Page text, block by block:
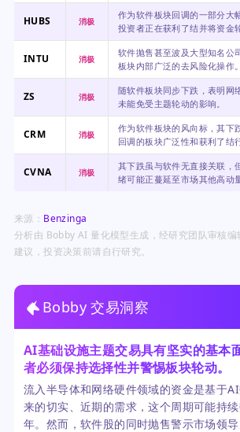
HUBS 消极
作为软件板块回调的一部分大
投资者正在获利了结并将资金
方。
INTU 消极
软件抛售甚至波及大型知名公
板块内部广泛的去风险化操作。
ZS 消极
随软件板块同步下跌，表明网
未能免受主题轮动的影响。
CRM 消极
作为软件板块的风向标，其下
回调的板块广泛性和获利了结
CVNA 消极
其下跌虽与软件无直接关联，
绪可能正蔓延至市场其他高动
来源： Benzinga
分析由 Bobby AI 量化模型生成，经研究团队审核
建议，投资决策前请自行研究。
Bobby 交易洞察
AI基础设施主题交易具有坚实的基本
者必须保持选择性并警惕板块轮动。
流入半导体和网络硬件领域的资金是基于
来的切实、近期的需求，这个周期可能持
年。然而，软件股的同时抛售警示市场领